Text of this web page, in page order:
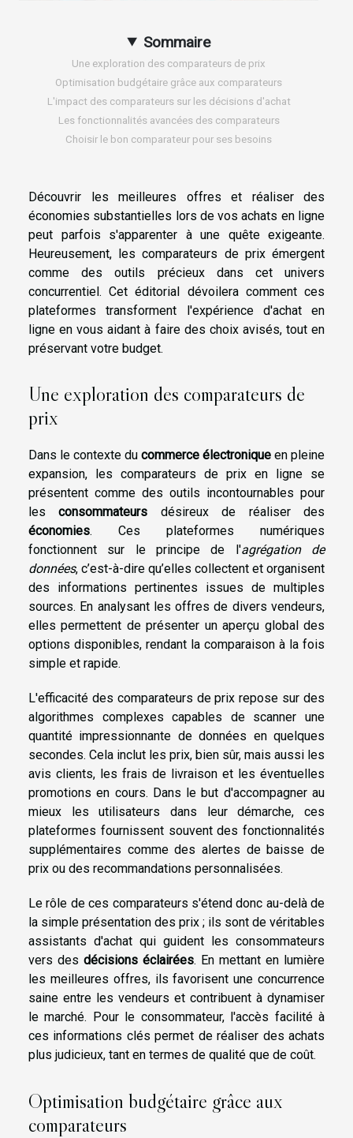
Sommaire
Une exploration des comparateurs de prix
Optimisation budgétaire grâce aux comparateurs
L'impact des comparateurs sur les décisions d'achat
Les fonctionnalités avancées des comparateurs
Choisir le bon comparateur pour ses besoins
Découvrir les meilleures offres et réaliser des
économies substantielles lors de vos achats en ligne
peut parfois s'apparenter à une quête exigeante.
Heureusement, les comparateurs de prix émergent
comme des outils précieux dans cet univers
concurrentiel. Cet éditorial dévoilera comment ces
plateformes transforment l'expérience d'achat en
ligne en vous aidant à faire des choix avisés, tout en
préservant votre budget.
Une exploration des comparateurs de
prix
Dans le contexte du commerce électronique en pleine
expansion, les comparateurs de prix en ligne se
présentent comme des outils incontournables pour
lesconsommateurs désireux de réaliser des
économies. Ces plateformes numériques
fonctionnent sur le principe de l'agrégation de
données, c’est-à-dire qu’elles collectent et organisent
des informations pertinentes issues de multiples
sources. En analysant les offres de divers vendeurs,
elles permettent de présenter un aperçu global des
options disponibles, rendant la comparaison à la fois
simple et rapide.
L'efficacité des comparateurs de prix repose sur des
algorithmes complexes capables de scanner une
quantité impressionnante de données en quelques
secondes. Cela inclut les prix, bien sûr, mais aussi les
avis clients, les frais de livraison et les éventuelles
promotions en cours. Dans le but d'accompagner au
mieux les utilisateurs dans leur démarche, ces
plateformes fournissent souvent des fonctionnalités
supplémentaires comme des alertes de baisse de
prix ou des recommandations personnalisées.
Le rôle de ces comparateurs s'étend donc au-delà de
la simple présentation des prix ; ils sont de véritables
assistants d'achat qui guident les consommateurs
vers des décisions éclairées. En mettant en lumière
les meilleures offres, ils favorisent une concurrence
saine entre les vendeurs et contribuent à dynamiser
le marché. Pour le consommateur, l'accès facilité à
ces informations clés permet de réaliser des achats
plus judicieux, tant en termes de qualité que de coût.
Optimisation budgétaire grâce aux
comparateurs